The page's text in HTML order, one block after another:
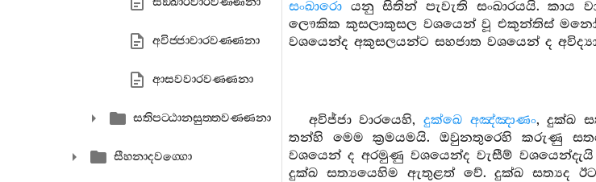
අවිජ‍්ජාවාරවණ‍්ණනා
ආසවවාරවණ‍්ණනා
සතිපට‍්ඨානසුත‍්තවණ‍්ණනා
සීහනාදවග‍්ගො
සංඛාරො යනු සිතින් පැවැති සංඛාරයයි. කාය
ලෞකික කුසලාකුසල වශයෙන් වූ එකුන්තිස්
වශයෙන්ද අකුසලයන්ට සහජාත වශයෙන් ද
අවිජ්ජා වාරයෙහි, දුක්ඛෙ අඤ්ඤාණං, දුක්ඛ
තන්හි මෙම ක්‍රමයමයි. ඔවුනතුරෙහි කරුණු
වශයෙන් ද අරමුණු වශයෙන්ද වැසීම්
දුක්ඛ සත්‍යයෙහිම ඇතුළත් වේ. දුක්ඛ සත්‍යද